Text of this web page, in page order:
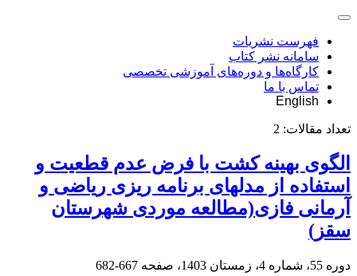
فهرست نشریات
سامانه نشر کتاب
کارگاه‌ها و دوره‌های آموزشی تخصصی
تماس با ما
English
تعداد مقالات: 2
الگوی بهینه کشت با فرض عدم قطعیت و
استفاده از مدلهای برنامه ریزی ریاضی و
آرمانی فازی(مطالعه موردی شهرستان
سقز)
دوره 55، شماره 4، زمستان 1403، صفحه 667-682